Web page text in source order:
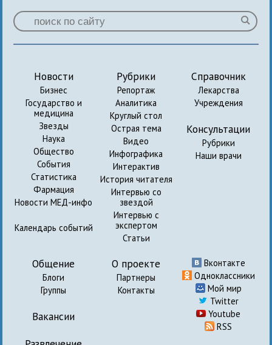
Новости
Бизнес
Государство и
медицина
Звезды
Наука
Общество
События
Статистика
Фармация
Новости МЕД-инфо
Календарь событий
Рубрики
Репортаж
Аналитика
Круглый стол
Острая тема
Видео
Инфографика
Интерактив
История читателя
Интервью со
звездой
Интервью с
экспертом
Статьи
Справочник
Лекарства
Учреждения
Консультации
Рубрики
Наши врачи
Общение
Блоги
Группы
Вакансии
О проекте
Партнеры
Контакты
Вконтакте
Одноклассники
Мой мир
Twitter
Youtube
RSS